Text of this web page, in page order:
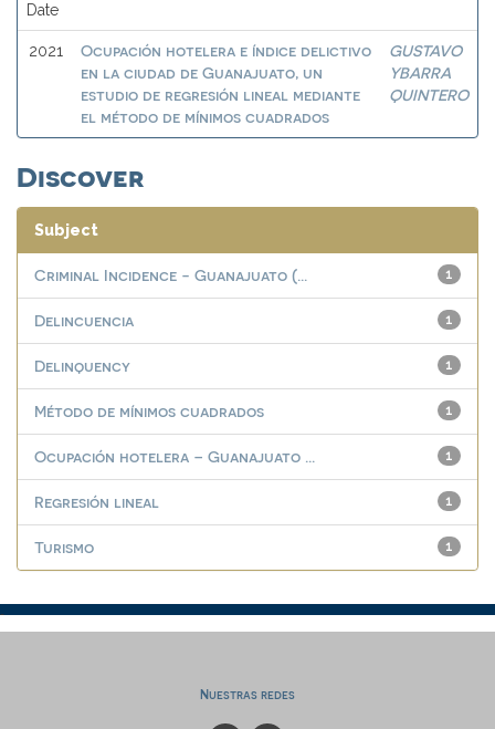
Date
2021
Ocupación hotelera e índice delictivo
en la ciudad de Guanajuato, un
estudio de regresión lineal mediante
el método de mínimos cuadrados
GUSTAVO
YBARRA
QUINTERO
Discover
Subject
1
Criminal Incidence - Guanajuato (...
1
Delincuencia
1
Delinquency
1
Método de mínimos cuadrados
1
Ocupación hotelera – Guanajuato ...
1
Regresión lineal
1
Turismo
Nuestras redes